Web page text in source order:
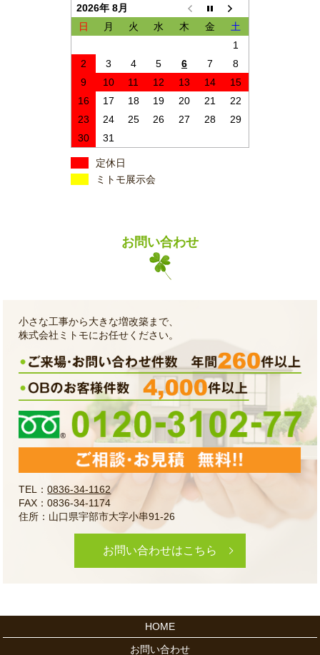
2026年 8月
日
月 火 水 木 金
土
1
2
3 4 5 6 7
8
9
10 11 12 13 14
15
16
17 18 19 20 21
22
23
24 25 26 27 28
29
30
31
定休日
ミトモ展示会
お問い合わせ
小さな工事から大きな増改築まで、
株式会社ミトモにお任せください。
TEL：0836-34-1162
FAX：0836-34-1174
住所：山口県宇部市大字小串91-26
お問い合わせはこちら
HOME
お問い合わせ